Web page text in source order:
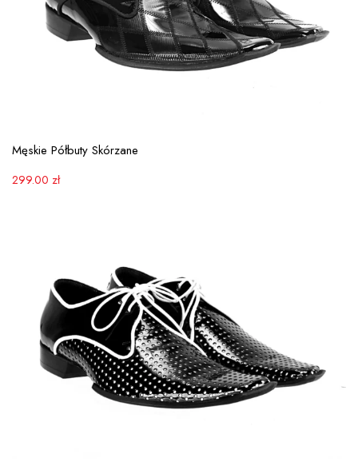
Męskie Półbuty Skórzane
299.00 zł